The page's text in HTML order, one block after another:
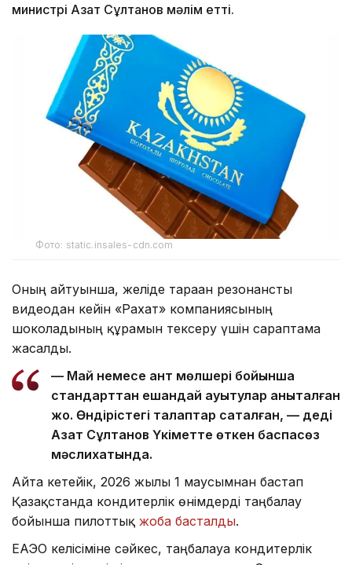
министрі Азат Сұлтанов мәлім етті.
Фото: static.insales-cdn.com
Оның айтуынша, желіде тараған резонансты
видеодан кейін «Рахат» компаниясының
шоколадының құрамын тексеру үшін сараптама
жасалды.
— Май немесе қант мөлшері бойынша
стандарттан ешқандай ауытқулар анықталған
жоқ. Өндірістегі талаптар сақталған, — деді
Азат Сұлтанов Үкіметте өткен баспасөз
мәслихатында.
Айта кетейік, 2026 жылғы 1 маусымнан бастап
Қазақстанда кондитерлік өнімдерді таңбалау
бойынша пилоттық жоба басталды.
ЕАЭО келісіміне сәйкес, таңбалауға кондитерлік